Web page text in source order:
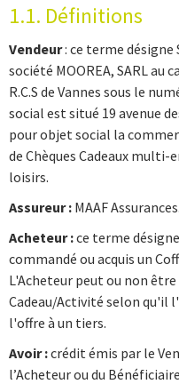
1.1. Définitions
Vendeur: ce terme désigne
société MOOREA, SARL au
R.C.S de Vannes sous le
social est situé 19 avenue
pour objet social la
de Chèques Cadeaux
loisirs.
Assureur : MAAF Assurances.
Acheteur :ce terme
commandé ou acquis un
L'Acheteur peut ou non
Cadeau/Activité selon qu'il
l'offre à un tiers.
Avoir :crédit émis par le
l’Acheteur ou du